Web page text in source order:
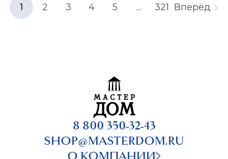
1 2 3 4 5 ... 321 Вперёд
8 800 350-32-43
SHOP@MASTERDOM.RU
О КОМПАНИИ